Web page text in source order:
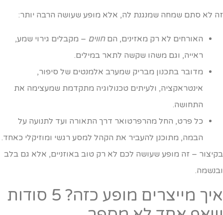
לא סתם שמחה שמנגנת לה, אלא מופע שעושה הרבה יותר:
האורחים לא רק מאזינים, הםחווים– מקבלים גירוי שמע,
ראייה, וגם משהו שקשה לתאר במילים.
מדובר בתכנון מבריק שמערב אלמנטים של סיפור,
אינטראקציה, ולעיתים טכנולוגיה מתקדמת שמעצימה את
התחושה.
כל פרט, החל מהרפרטואר דרך התאורה ועד לתנועה על
הבמה, מתוכנן להעביר את הקהל למסע רגשי ומוזיקלי כאחד.
– זה מופע שעושה לכם לא רק טוב באוזניים, אלא גם בלב
איך מייצרים מופע כזה? 5 סודות